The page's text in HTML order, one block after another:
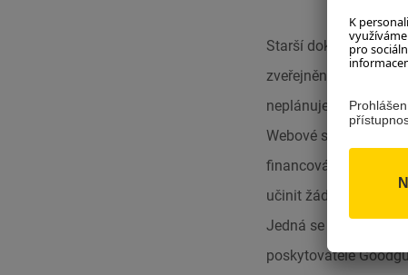
Starší dokumenty a
zveřejněny před 28.
neplánuje žádná
Webové stránky
financovány ani
učinit žádné
Jedná se například o
poskytovatele